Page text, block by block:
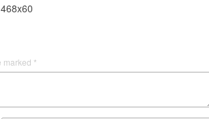
marked *